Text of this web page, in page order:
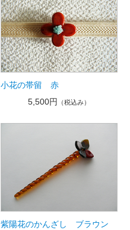
小花の帯留 赤
5,500円
（税込み）
紫陽花のかんざし ブラウン